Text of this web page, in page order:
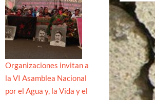
Organizaciones invitan a
la VI Asamblea Nacional
por el Agua y, la Vida y el